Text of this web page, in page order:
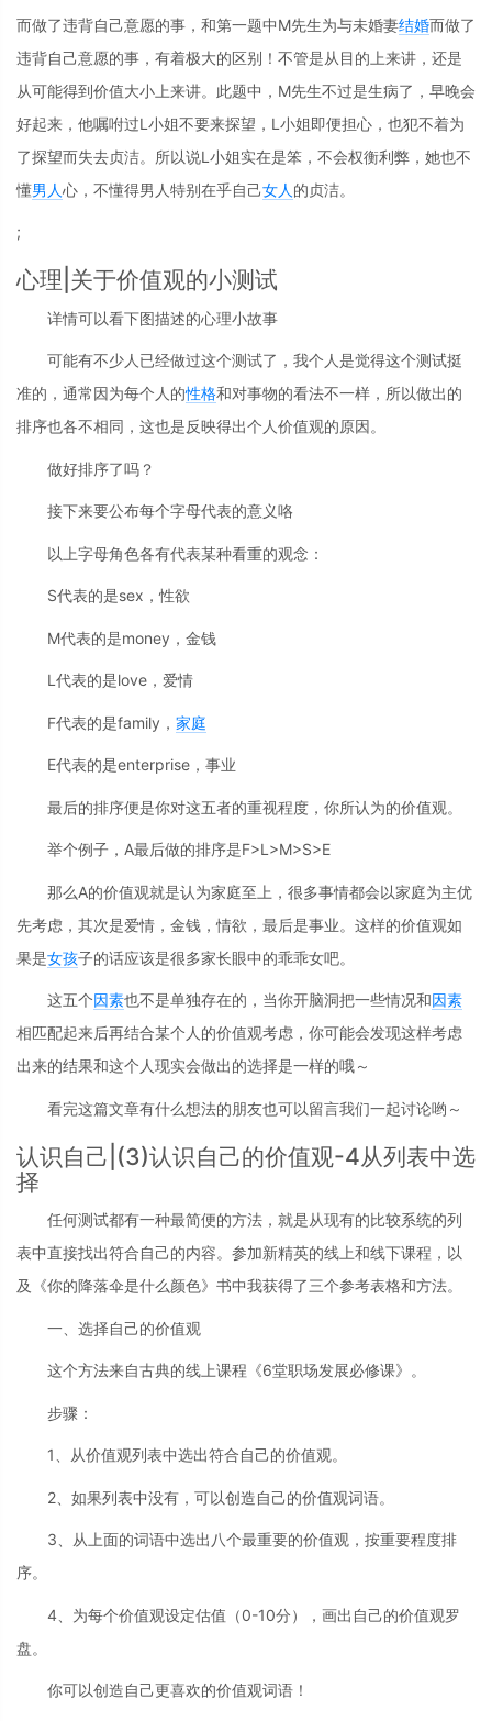
而做了违背自己意愿的事，和第一题中M先生为与未婚妻结婚而做了
违背自己意愿的事，有着极大的区别！不管是从目的上来讲，还是
从可能得到价值大小上来讲。此题中，M先生不过是生病了，早晚会
好起来，他嘱咐过L小姐不要来探望，L小姐即便担心，也犯不着为
了探望而失去贞洁。所以说L小姐实在是笨，不会权衡利弊，她也不
懂男人心，不懂得男人特别在乎自己女人 的贞洁。
;
心理|关于价值观的小测试
详情可以看下图描述的心理小故事
可能有不少人已经做过这个测试了，我个人是觉得这个测试挺
准的，通常因为每个人的性格和对事物的看法不一样，所以做出的
排序也各不相同，这也是反映得出个人价值观的原因。
做好排序了吗？
接下来要公布每个字母代表的意义咯
以上字母角色各有代表某种看重的观念：
S代表的是sex，性欲
M代表的是money，金钱
L代表的是love，爱情
F代表的是family， 家庭
E代表的是enterprise，事业
最后的排序便是你对这五者的重视程度，你所认为的价值观。
举个例子，A最后做的排序是F>L>M>S>E
那么A的价值观就是认为家庭至上，很多事情都会以家庭为主优
先考虑，其次是爱情，金钱，情欲，最后是事业。这样的价值观如
果是女孩子的话应该是很多家长眼中的乖乖女吧。
这五个因素也不是单独存在的，当你开脑洞把一些情况和因素
相匹配起来后再结合某个人的价值观考虑，你可能会发现这样考虑
出来的结果和这个人现实会做出的选择是一样的哦～
看完这篇文章有什么想法的朋友也可以留言我们一起讨论哟～
认识自己|(3)认识自己的价值观-4从列表中选
择
任何测试都有一种最简便的方法，就是从现有的比较系统的列
表中直接找出符合自己的内容。参加新精英的线上和线下课程，以
及《你的降落伞是什么颜色》书中我获得了三个参考表格和方法。
一、选择自己的价值观
这个方法来自古典的线上课程《6堂职场发展必修课》。
步骤：
1、从价值观列表中选出符合自己的价值观。
2、如果列表中没有，可以创造自己的价值观词语。
3、从上面的词语中选出八个最重要的价值观，按重要程度排
序。
4、为每个价值观设定估值（0-10分），画出自己的价值观罗
盘。
你可以创造自己更喜欢的价值观词语！